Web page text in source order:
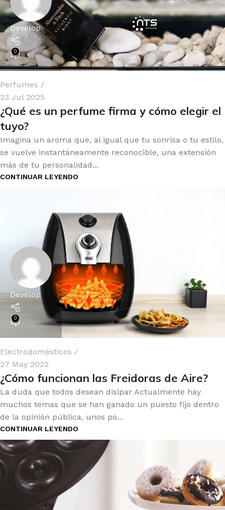
Develop
0
Perfumes
23 Jul 2025
¿Qué es un perfume firma y cómo elegir el
tuyo?
Imagina un aroma que, al igual que tu sonrisa o tu estilo,
se vuelve instantáneamente reconocible, una extensión
más de tu personalidad...
CONTINUAR LEYENDO
Develop
0
Electrodomésticos
27 May 2022
¿Cómo funcionan las Freidoras de Aire?
La duda que todos desean disipar Actualmente hay
muchos temas que se han ganado un puesto fijo dentro
de la opinión pública, unos po...
CONTINUAR LEYENDO